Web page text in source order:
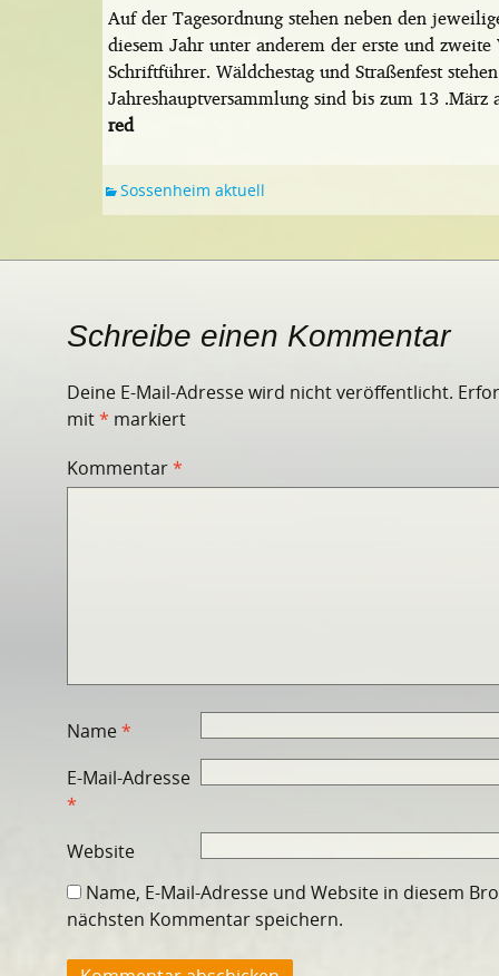
Auf der Tagesordnung stehen neben den
diesem Jahr unter anderem der erste und
Schriftführer. Wäldchestag und Straßenfest
Jahreshauptversammlung sind bis zum 13
red
Sossenheim aktuell
Schreibe einen Kommentar
Deine E-Mail-Adresse wird nicht veröffentlicht.
mit* markiert
Kommentar*
Name*
E-Mail-Adresse
*
Website
Name, E-Mail-Adresse und Website in diesem
nächsten Kommentar speichern.